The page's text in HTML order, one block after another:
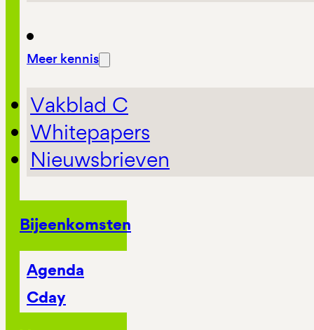
Meer kennis
Vakblad C
Whitepapers
Nieuwsbrieven
Bijeenkomsten
Agenda
Cday